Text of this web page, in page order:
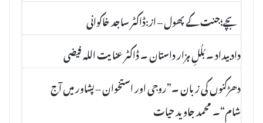
بچے؛جنت کے پھول – از:ڈاکٹر ساجد خاکوانی
داد بیداد ۔ بُلُلِ ہزار داستان ۔ ڈاکٹر عنا یت اللہ فیضی
دھڑکنوں کی زبان ۔”روجی اور استخوان – پشاور میں آج
شام“۔ محمد جاوید حیات